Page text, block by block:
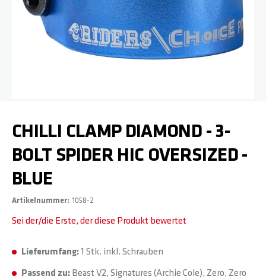
CHILLI CLAMP DIAMOND - 3-
BOLT SPIDER HIC OVERSIZED -
BLUE
Artikelnummer 1058-2
Sei der/die Erste, der diese Produkt bewertet
Lieferumfang:1 Stk. inkl. Schrauben
Passend zu: Beast V2, Signatures (Archie Cole), Zero, Zero